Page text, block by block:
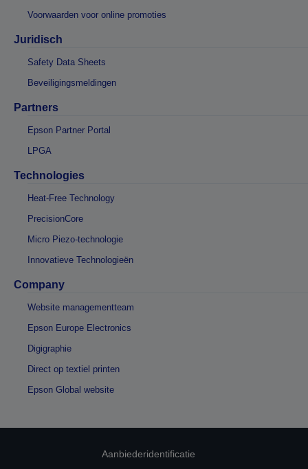
Voorwaarden voor online promoties
Juridisch
Safety Data Sheets
Beveiligingsmeldingen
Partners
Epson Partner Portal
LPGA
Technologies
Heat-Free Technology
PrecisionCore
Micro Piezo-technologie
Innovatieve Technologieën
Company
Website managementteam
Epson Europe Electronics
Digigraphie
Direct op textiel printen
Epson Global website
Aanbiederidentificatie